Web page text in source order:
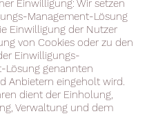
Einwilligung: Wir setzen
Management-Lösung
Einwilligung der Nutzer
von Cookies oder zu den
Einwilligungs-
Lösung genannten
Anbietern eingeholt wird.
dient der Einholung,
Verwaltung und dem